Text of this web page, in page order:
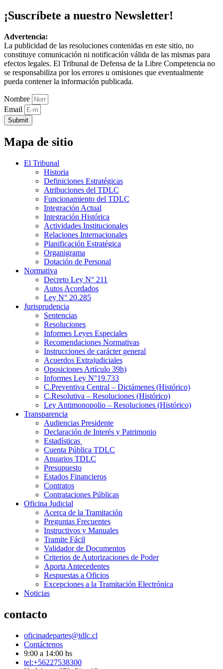
¡Suscríbete a nuestro Newsletter!
Advertencia:
La publicidad de las resoluciones contenidas en este sitio, no
constituye comunicación ni notificación válida de las mismas para
efectos legales. El Tribunal de Defensa de la Libre Competencia no
se responsabiliza por los errores u omisiones que eventualmente
pueda contener la información publicada.
Nombre
Email
Submit
Mapa de sitio
El Tribunal
Historia
Definiciones Estratégicas
Atribuciones del TDLC
Funcionamiento del TDLC
Integración Actual
Integración Histórica
Actividades Institucionales
Relaciones Internacionales
Planificación Estratégica
Organigrama
Dotación de Personal
Normativa
Decreto Ley N° 211
Autos Acordados
Ley N° 20.285
Jurisprudencia
Sentencias
Resoluciones
Informes Leyes Especiales
Recomendaciones Normativas
Instrucciones de carácter general
Acuerdos Extrajudiciales
Oposiciones Artículo 39h)
Informes Ley N°19.733
C.Preventiva Central – Dictámenes (Histórico)
C.Resolutiva – Resoluciones (Histórico)
Ley Antimonopolio – Resoluciones (Histórico)
Transparencia
Audiencias Presidente
Declaración de Interés y Patrimonio
Estadísticas
Cuenta Pública TDLC
Anuarios TDLC
Presupuesto
Estados Financieros
Contratos
Contrataciones Públicas
Oficina Judicial
Acerca de la Tramitación
Preguntas Frecuentes
Instructivos y Manuales
Tramite Fácil
Validador de Documentos
Criterios de Autorizaciones de Poder
Aporta Antecedentes
Respuestas a Oficios
Excepciones a la Tramitación Electrónica
Noticias
contacto
oficinadepartes@tdlc.cl
Contáctenos
9:00 a 14:00 hs
tel:+56227538300